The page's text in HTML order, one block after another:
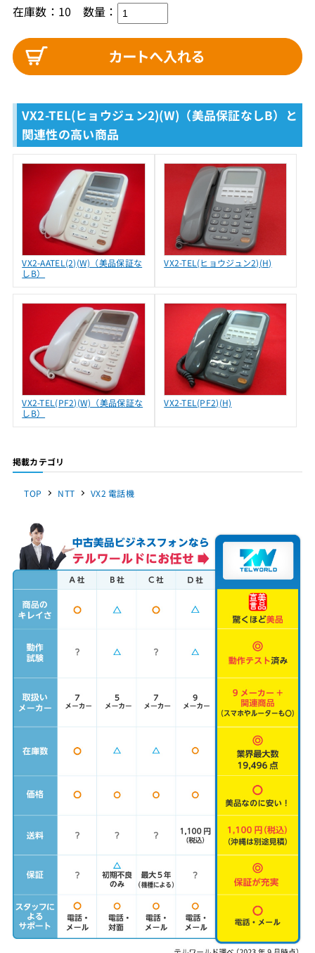
在庫数：10 数量：
VX2-TEL(ヒョウジュン2)(W)（美品保証なしB）と
関連性の高い商品
VX2-AATEL(2)(W)（美品保証な
しB）
VX2-TEL(ヒョウジュン2)(H)
VX2-TEL(PF2)(W)（美品保証な
しB）
VX2-TEL(PF2)(H)
掲載カテゴリ
TOP NTT VX2 電話機